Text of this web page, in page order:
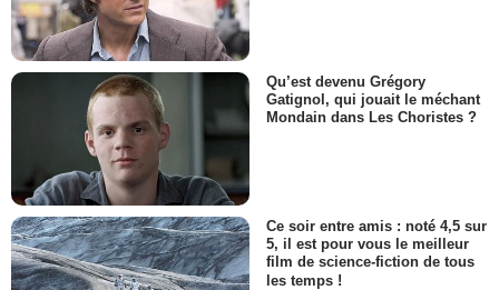
Qu’est devenu Grégory
Gatignol, qui jouait le méchant
Mondain dans Les Choristes ?
Ce soir entre amis : noté 4,5 sur
5, il est pour vous le meilleur
film de science-fiction de tous
les temps !